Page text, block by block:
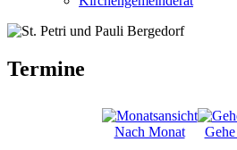
Termine
Nach Monat